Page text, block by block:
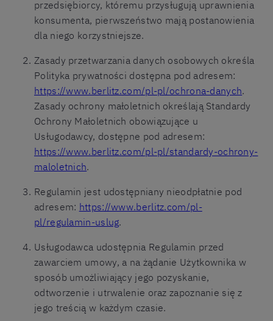
przedsiębiorcy, któremu przysługują uprawnienia
konsumenta, pierwszeństwo mają postanowienia
dla niego korzystniejsze.
Zasady przetwarzania danych osobowych określa
Polityka prywatności dostępna pod adresem:
https://www.berlitz.com/pl-pl/ochrona-danych.
Zasady ochrony małoletnich określają Standardy
Ochrony Małoletnich obowiązujące u
Usługodawcy, dostępne pod adresem:
https://www.berlitz.com/pl-pl/standardy-ochrony-
maloletnich.
Regulamin jest udostępniany nieodpłatnie pod
adresem: https://www.berlitz.com/pl-
pl/regulamin-uslug.
Usługodawca udostępnia Regulamin przed
zawarciem umowy, a na żądanie Użytkownika w
sposób umożliwiający jego pozyskanie,
odtworzenie i utrwalenie oraz zapoznanie się z
jego treścią w każdym czasie.